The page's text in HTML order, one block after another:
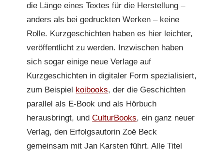
die Länge eines Textes für die Herstellung –
anders als bei gedruckten Werken – keine
Rolle. Kurzgeschichten haben es hier leichter,
veröffentlicht zu werden. Inzwischen haben
sich sogar einige neue Verlage auf
Kurzgeschichten in digitaler Form spezialisiert,
zum Beispiel koibooks, der die Geschichten
parallel als E-Book und als Hörbuch
herausbringt, undCulturBooks, ein ganz neuer
Verlag, den Erfolgsautorin Zoë Beck
gemeinsam mit Jan Karsten führt. Alle Titel